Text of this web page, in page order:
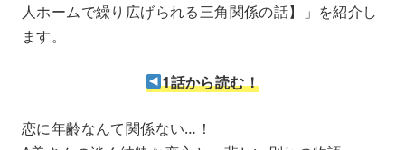
人ホームで繰り広げられる三角関係の話】」を紹介し
ます。
1話から読む！
恋に年齢なんて関係ない…！